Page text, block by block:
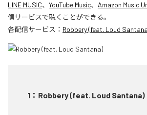
LINE MUSIC、 YouTube Music、 Amazon Music
信サービスで聴くことができる。
各配信サービス： Robbery (feat. Loud
1 ： Robbery (feat. Loud Santana)